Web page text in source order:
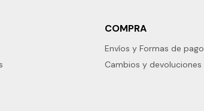
COMPRA
Envíos y Formas de pago
Cambios y devoluciones